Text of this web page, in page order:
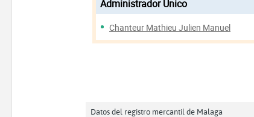
Administrador Unico
Chanteur Mathieu Julien Manuel
Datos del registro mercantil de Malaga